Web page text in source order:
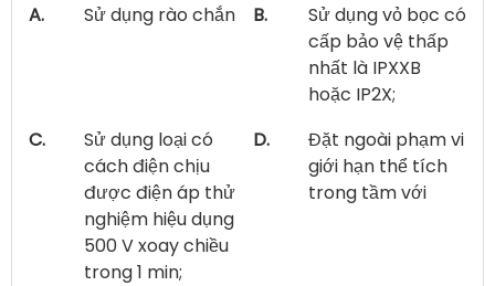
A.
Sử dụng rào chắn B.
Sử dụng vỏ bọc có
cấp bảo vệ thấp
nhất là IPXXB
hoặc IP2X;
C.
Sử dụng loại có
cách điện chịu
được điện áp thử
nghiệm hiệu dụng
500 V xoay chiều
trong 1 min;
D.
Đặt ngoài phạm vi
giới hạn thể tích
trong tầm với